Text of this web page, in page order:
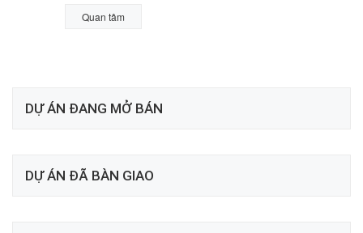
Quan tâm
DỰ ÁN ĐANG MỞ BÁN
DỰ ÁN ĐÃ BÀN GIAO